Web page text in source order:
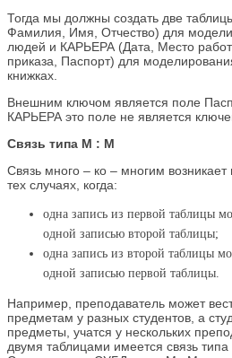
Тогда мы должны создать две
Фамилия, Имя, Отчество) для
людей и КАРЬЕРА (Дата, Место
приказа, Паспорт) для
книжках.
Внешним ключом является поле
КАРЬЕРА это поле не является
Связь типа М : М
Связь много – ко – многим
тех случаях, когда:
одна запись из первой таблицы
одной записью второй таблицы;
одна запись из второй таблицы
одной записью первой таблицы.
Например, преподаватель может
предметам у разных студентов, а
предметы, учатся у нескольких
двумя таблицами имеется связь